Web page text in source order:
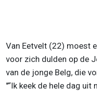
Van Eetvelt (22) moest
voor zich dulden op de
van de jonge Belg, die
"“Ik keek de hele dag